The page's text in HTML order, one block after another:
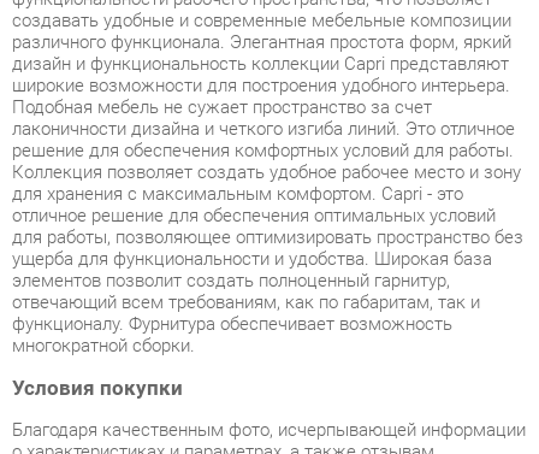
Подобная мебель не сужает пространство за счет
лаконичности дизайна и четкого изгиба линий. Это отличное
решение для обеспечения комфортных условий для работы.
Коллекция позволяет создать удобное рабочее место и зону
для хранения с максимальным комфортом. Capri - это
отличное решение для обеспечения оптимальных условий
для работы, позволяющее оптимизировать пространство без
ущерба для функциональности и удобства. Широкая база
элементов позволит создать полноценный гарнитур,
отвечающий всем требованиям, как по габаритам, так и
функционалу. Фурнитура обеспечивает возможность
многократной сборки.
Условия покупки
Благодаря качественным фото, исчерпывающей информации
о характеристиках и параметрах, а также отзывам
купить товар «Комплект мебели для кабинета руководителя
POINTEX Capri CAP01 Вяз» категории Готовые комплекты
производства Pointex с доставкой из Екатеринбурга по цене
со скидкой и гарантией от производителя не составит труда.